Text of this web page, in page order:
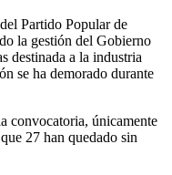
Partido Popular de
la gestión del Gobierno
destinada a la industria
se ha demorado durante
convocatoria, únicamente
27 han quedado sin